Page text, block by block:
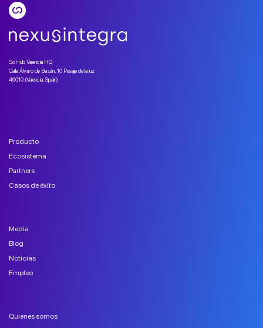
GoHub Valencia HQ
Calle Álvaro de Bazán, 10 Pasaje de la luz
46010 (Valencia, Spain)
Producto
Ecosistema
Partners
Casos de éxito
Media
Blog
Noticias
Empleo
Quienes somos